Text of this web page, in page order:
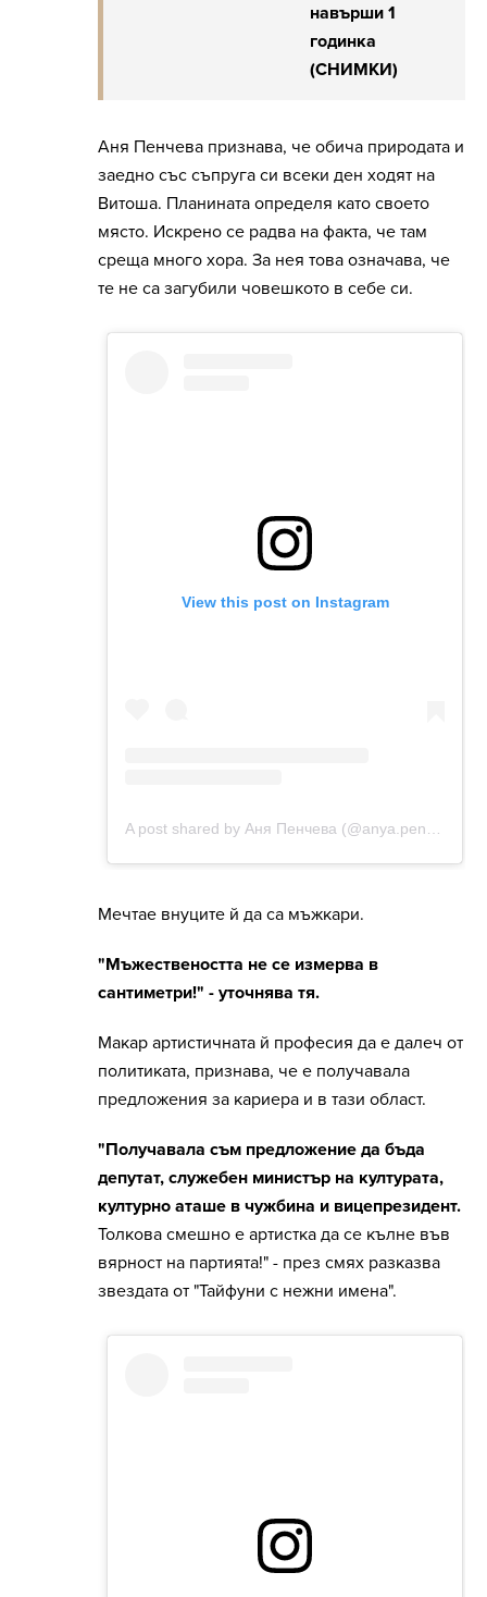
навърши 1
годинка
(СНИМКИ)
Аня Пенчева признава, че обича природата и
заедно със съпруга си всеки ден ходят на
Витоша. Планината определя като своето
място. Искрено се радва на факта, че там
среща много хора. За нея това означава, че
те не са загубили човешкото в себе си.
Мечтае внуците й да са мъжкари.
"Мъжествеността не се измерва в
сантиметри!" - уточнява тя.
Макар артистичната й професия да е далеч от
политиката, признава, че е получавала
предложения за кариера и в тази област.
"Получавала съм предложение да бъда
депутат, служебен министър на културата,
културно аташе в чужбина и вицепрезидент.
Толкова смешно е артистка да се кълне във
вярност на партията!" - през смях разказва
звездата от "Тайфуни с нежни имена".